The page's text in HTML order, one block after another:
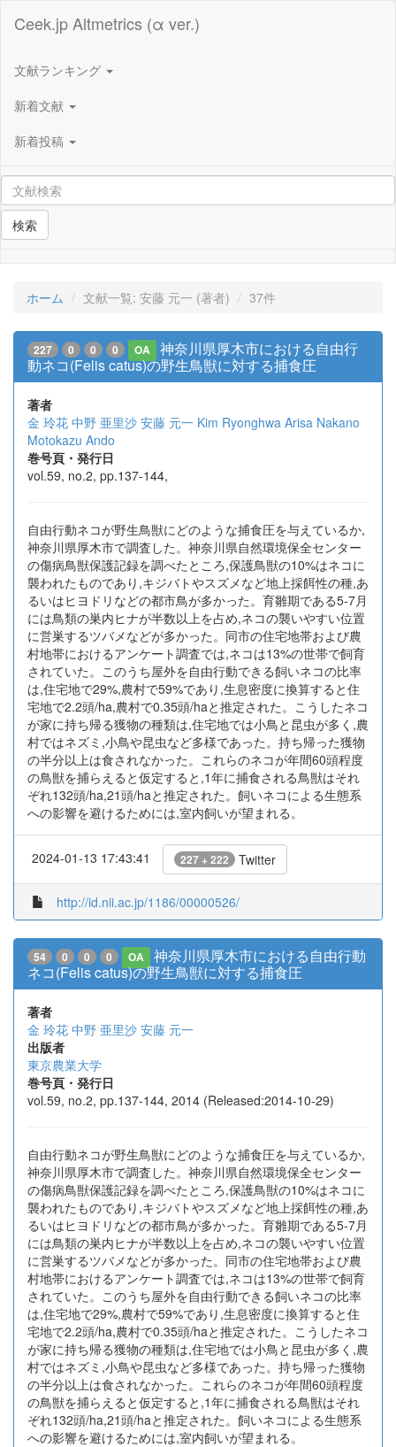
Ceek.jp Altmetrics (α ver.)
文献ランキング
新着文献
新着投稿
検索
ホーム 文献一覧: 安藤 元一 (著者) 37件
227 0 0 0 OA
神奈川県厚木市における自由行
動ネコ(Felis catus)の野生鳥獣に対する捕食圧
著者
金 玲花 中野 亜里沙 安藤 元一 Kim Ryonghwa Arisa Nakano
Motokazu Ando
巻号頁・発行日
vol.59, no.2, pp.137-144,
自由行動ネコが野生鳥獣にどのような捕食圧を与えているか,
神奈川県厚木市で調査した。神奈川県自然環境保全センター
の傷病鳥獣保護記録を調べたところ,保護鳥獣の10%はネコに
襲われたものであり,キジバトやスズメなど地上採餌性の種,あ
るいはヒヨドリなどの都市鳥が多かった。育雛期である5-7月
には鳥類の巣内ヒナが半数以上を占め,ネコの襲いやすい位置
に営巣するツバメなどが多かった。同市の住宅地帯および農
村地帯におけるアンケート調査では,ネコは13%の世帯で飼育
されていた。このうち屋外を自由行動できる飼いネコの比率
は,住宅地で29%,農村で59%であり,生息密度に換算すると住
宅地で2.2頭/ha,農村で0.35頭/haと推定された。こうしたネコ
が家に持ち帰る獲物の種類は,住宅地では小鳥と昆虫が多く,農
村ではネズミ,小鳥や昆虫など多様であった。持ち帰った獲物
の半分以上は食されなかった。これらのネコが年間60頭程度
の鳥獣を捕らえると仮定すると,1年に捕食される鳥獣はそれ
ぞれ132頭/ha,21頭/haと推定された。飼いネコによる生態系
への影響を避けるためには,室内飼いが望まれる。
2024-01-13 17:43:41 227 + 222 Twitter
http://id.nii.ac.jp/1186/00000526/
54 0 0 0 OA
神奈川県厚木市における自由行動
ネコ(Felis catus)の野生鳥獣に対する捕食圧
著者
金 玲花 中野 亜里沙 安藤 元一
出版者
東京農業大学
巻号頁・発行日
vol.59, no.2, pp.137-144, 2014 (Released:2014-10-29)
自由行動ネコが野生鳥獣にどのような捕食圧を与えているか,
神奈川県厚木市で調査した。神奈川県自然環境保全センター
の傷病鳥獣保護記録を調べたところ,保護鳥獣の10%はネコに
襲われたものであり,キジバトやスズメなど地上採餌性の種,あ
るいはヒヨドリなどの都市鳥が多かった。育雛期である5-7月
には鳥類の巣内ヒナが半数以上を占め,ネコの襲いやすい位置
に営巣するツバメなどが多かった。同市の住宅地帯および農
村地帯におけるアンケート調査では,ネコは13%の世帯で飼育
されていた。このうち屋外を自由行動できる飼いネコの比率
は,住宅地で29%,農村で59%であり,生息密度に換算すると住
宅地で2.2頭/ha,農村で0.35頭/haと推定された。こうしたネコ
が家に持ち帰る獲物の種類は,住宅地では小鳥と昆虫が多く,農
村ではネズミ,小鳥や昆虫など多様であった。持ち帰った獲物
の半分以上は食されなかった。これらのネコが年間60頭程度
の鳥獣を捕らえると仮定すると,1年に捕食される鳥獣はそれ
ぞれ132頭/ha,21頭/haと推定された。飼いネコによる生態系
への影響を避けるためには,室内飼いが望まれる。